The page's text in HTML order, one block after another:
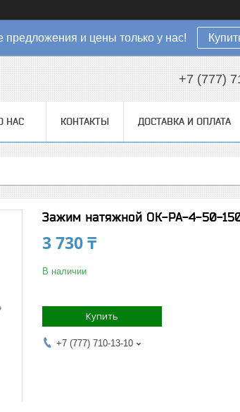
и цены только у нас!
+7 (777)
НАС КОНТАКТЫ ДОСТАВКА И ОПЛАТА
Зажим натяжной ОК-РА-4-50-
3 730 ₸
В наличии
Купить
+7 (777) 710-13-10